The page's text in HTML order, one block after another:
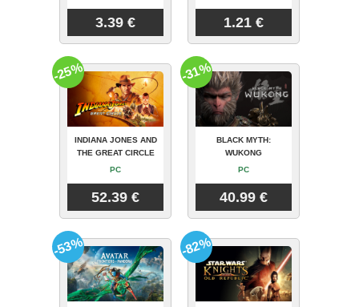
3.39 € 1.21 €
INDIANA JONES AND
THE GREAT CIRCLE
PC
52.39 €
-25%
BLACK MYTH:
WUKONG
PC
40.99 €
-31%
-53% -82%